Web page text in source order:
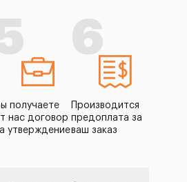
получаете
нас договор
утверждение
6
Производится
предоплата за
ваш заказ